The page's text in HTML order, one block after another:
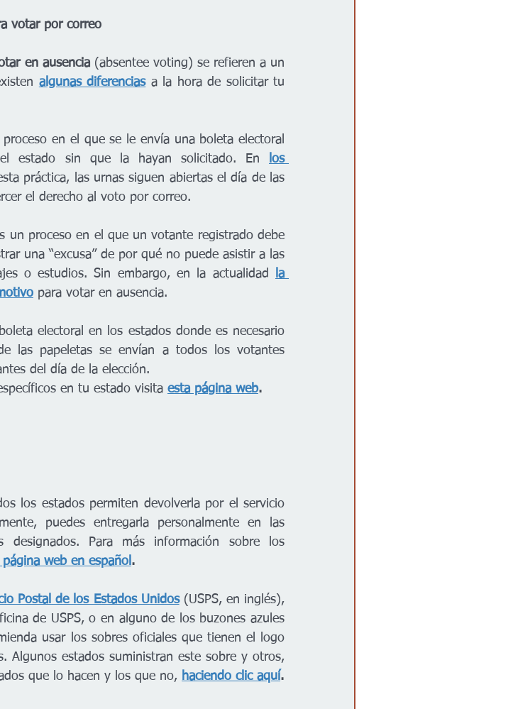
votar por correo
en ausencia (absentee voting) se refieren a un
algunas diferencias a la hora de solicitar tu
en el que se le envía una boleta electoral
estado sin que la hayan solicitado. En
los
práctica, las urnas siguen abiertas el día de las
el derecho al voto por correo.
un proceso en el que un votante registrado debe
una “excusa” de por qué no puede asistir a las
o estudios. Sin embargo, en la actualidad
la
para votar en ausencia.
electoral en los estados donde es necesario
las papeletas se envían a todos los votantes
del día de la elección.
en tu estado visita esta página web.
los estados permiten devolverla por el servicio
puedes entregarla personalmente en las
designados. Para más información sobre los
web en español .
Postal de los Estados Unidos (USPS, en inglés),
de USPS, o en alguno de los buzones azules
usar los sobres oficiales que tienen el logo
Algunos estados suministran este sobre y otros,
que lo hacen y los que no, haciendo clic aquí.